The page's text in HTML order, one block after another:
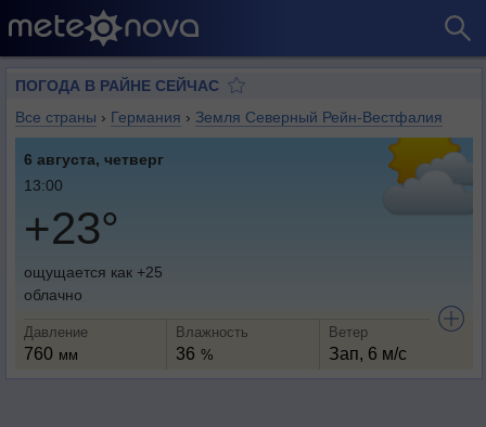
ПОГОДА В РАЙНЕ СЕЙЧАС
Все страны › Германия › Земля Северный Рейн-Вестфалия
6 августа, четверг
13:00
+23°
ощущается как +25
облачно
Давление
760 мм
Влажность
36 %
Ветер
Зап, 6 м/с